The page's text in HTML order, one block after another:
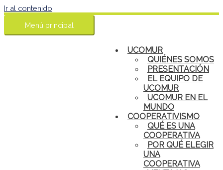
Ir al contenido
Menú principal
UCOMUR
QUIÉNES SOMOS
PRESENTACIÓN
EL EQUIPO DE
UCOMUR
UCOMUR EN EL
MUNDO
COOPERATIVISMO
QUÉ ES UNA
COOPERATIVA
POR QUÉ ELEGIR
UNA
COOPERATIVA